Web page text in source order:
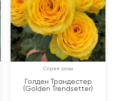
Спрей розы
Голден Трандестер
(Golden Trendsetter)